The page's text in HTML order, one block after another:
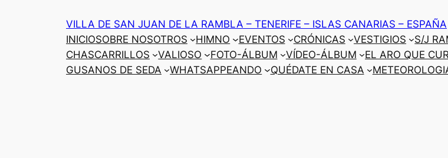
VILLA DE SAN JUAN DE LA RAMBLA – TENERIFE – ISLAS CANARIAS – ESPAÑA
INICIOSOBRE NOSOTROS HIMNO EVENTOS CRÓNICAS VESTIGIOS S/J
CHASCARRILLOS
VALIOSO FOTO-ÁLBUM VÍDEO-ÁLBUM EL ARO QUE
GUSANOS DE SEDA
WHATSAPPEANDO QUÉDATE EN CASA